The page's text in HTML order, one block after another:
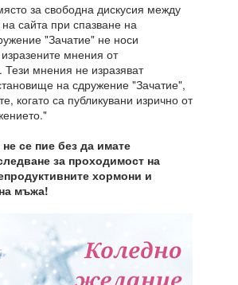
за свободна дискусия между
сайта при спазване на
"Зачатие" не носи
изразените мнения от
Тези мнения не изразяват
на сдружение "Зачатие",
когато са публикувани изрично от
се пие без да имате
за проходимост на
хормони и
мъжа!